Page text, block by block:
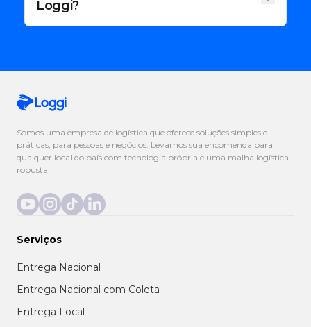
exatamente quanto você vai pagar e quando o
Loggi?
código de rastreio.
Somos uma empresa de logística que oferece soluções simples e
práticas, para pessoas e negócios. Levamos sua encomenda para
qualquer local do país com tecnologia própria e uma malha logística
robusta.
Serviços
Entrega Nacional
Entrega Nacional com Coleta
Entrega Local